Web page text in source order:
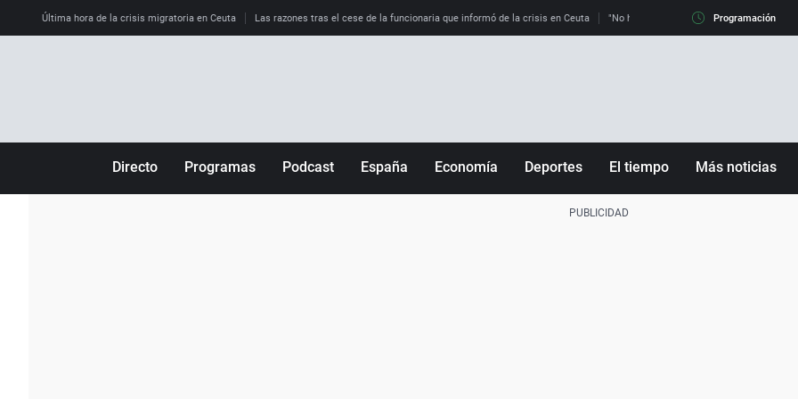
Última hora de la crisis migratoria en Ceuta Las razones tras el cese de la funcionaria que informó de la crisis en Ceuta "No hay mafias, que no nos engañen":
Programación
Directo Programas Podcast España Economía Deportes El tiempo Más noticias